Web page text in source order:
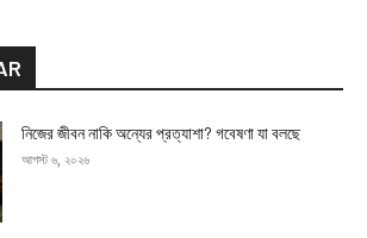
নিজের জীবন নাকি অন্যের প্রত্যাশা? গবেষণা যা বলছে
আগস্ট ৬, ২০২৬